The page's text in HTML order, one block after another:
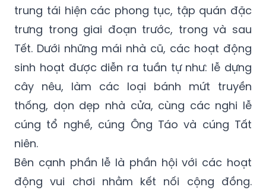
trung tái hiện các phong tục, tập quán đặc
trưng trong giai đoạn trước, trong và sau
Tết. Dưới những mái nhà cũ, các hoạt động
sinh hoạt được diễn ra tuần tự như: lễ dựng
cây nêu, làm các loại bánh mứt truyền
thống, dọn dẹp nhà cửa, cùng các nghi lễ
cúng tổ nghề, cúng Ông Táo và cúng Tất
niên.
Bên cạnh phần lễ là phần hội với các hoạt
động vui chơi nhằm kết nối cộng đồng.